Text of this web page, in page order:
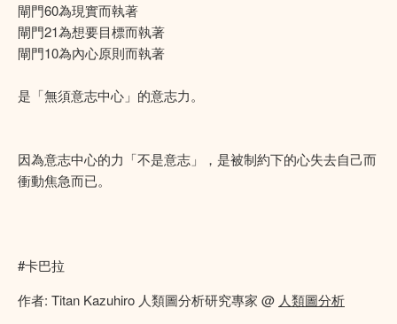
閘門60為現實而執著
閘門21為想要目標而執著
閘門10為內心原則而執著
是「無須意志中心」的意志力。
因為意志中心的力「不是意志」，是被制約下的心失去自己而
衝動焦急而已。
#卡巴拉
作者: Titan Kazuhiro 人類圖分析研究專家 @ 人類圖分析